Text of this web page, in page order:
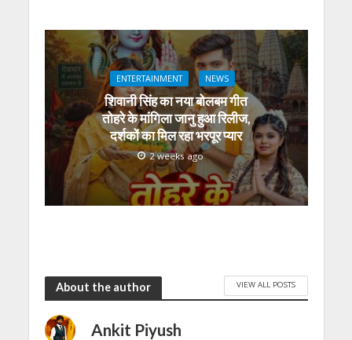
ENTERTAINMENT NEWS
शिवानी सिंह का नया बोलबम गीत
तोहरे के मांगिला जानु हुआ रिलीज,
दर्शकों का मिल रहा भरपूर प्यार
2 weeks ago
About the author VIEW ALL POSTS
Ankit Piyush